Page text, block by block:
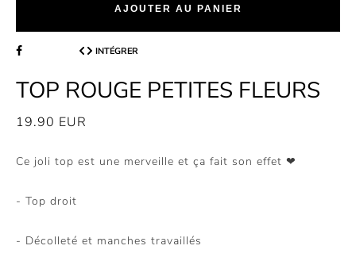
AJOUTER AU PANIER
INTÉGRER
TOP ROUGE PETITES FLEURS
19.90 EUR
Ce joli top est une merveille et ça fait son effet ❤
- Top droit
- Décolleté et manches travaillés